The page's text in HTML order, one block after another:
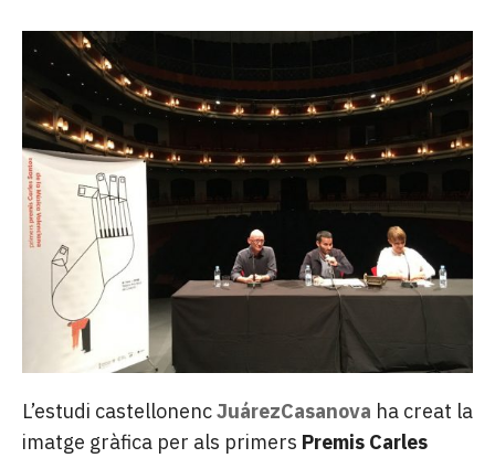
L’estudi castellonencJuárezCasanova ha creat la
imatge gràfica per als primers Premis Carles